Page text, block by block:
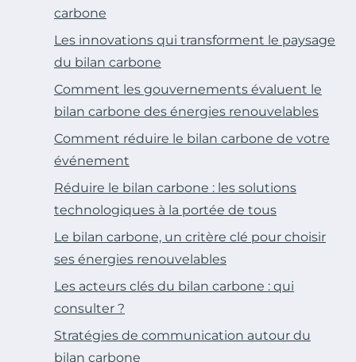
carbone
Les innovations qui transforment le paysage
du bilan carbone
Comment les gouvernements évaluent le
bilan carbone des énergies renouvelables
Comment réduire le bilan carbone de votre
événement
Réduire le bilan carbone : les solutions
technologiques à la portée de tous
Le bilan carbone, un critère clé pour choisir
ses énergies renouvelables
Les acteurs clés du bilan carbone : qui
consulter ?
Stratégies de communication autour du
bilan carbone